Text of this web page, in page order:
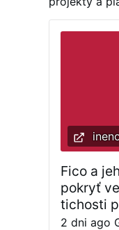
pre Plán
nástrojom
dokument „
energiu v
zjednodušiť
ochrany
previazaný
Fico a
pokryť
tichosti
aby sa
2 dni ago